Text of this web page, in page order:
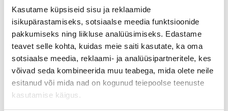
Kasutame küpsiseid sisu ja reklaamide
isikupärastamiseks, sotsiaalse meedia funktsioonide
pakkumiseks ning liikluse analüüsimiseks. Edastame
teavet selle kohta, kuidas meie saiti kasutate, ka oma
sotsiaalse meedia, reklaami- ja analüüsipartneritele, kes
võivad seda kombineerida muu teabega, mida olete neile
esitanud või mida nad on kogunud teiepoolse teenuste
kasutamise käigus.
ROHKEM
MÕÕDUD